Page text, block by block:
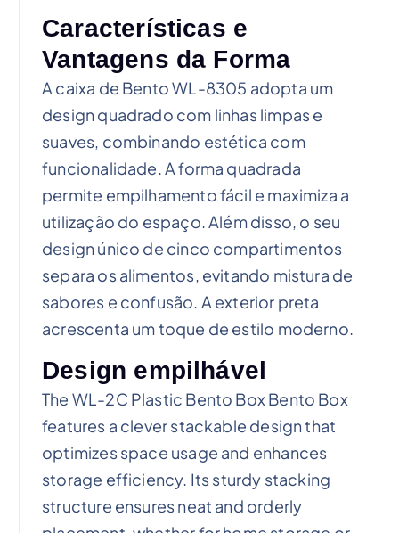
Características e
Vantagens da Forma
A caixa de Bento WL-8305 adopta um
design quadrado com linhas limpas e
suaves, combinando estética com
funcionalidade. A forma quadrada
permite empilhamento fácil e maximiza a
utilização do espaço. Além disso, o seu
design único de cinco compartimentos
separa os alimentos, evitando mistura de
sabores e confusão. A exterior preta
acrescenta um toque de estilo moderno.
Design empilhável
The WL-2C Plastic Bento Box Bento Box
features a clever stackable design that
optimizes space usage and enhances
storage efficiency. Its sturdy stacking
structure ensures neat and orderly